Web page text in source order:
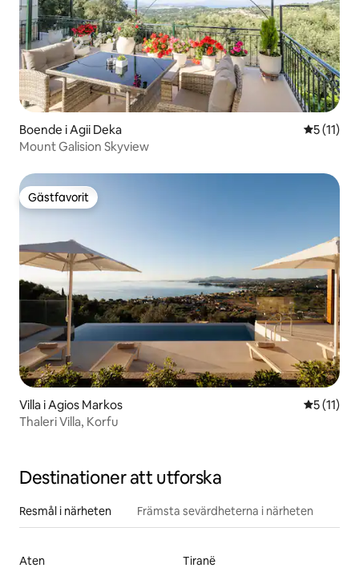
Boende i Agii Deka 5 av 5 i
5 (11)
Mount Galision Skyview
Gästfavorit
Gästfavorit
Villa i Agios Markos 5 av 5 i
5 (11)
Thaleri Villa, Korfu
Destinationer att utforska
Resmål i närheten Främsta sevärdheterna i närheten
Aten
Tiranë